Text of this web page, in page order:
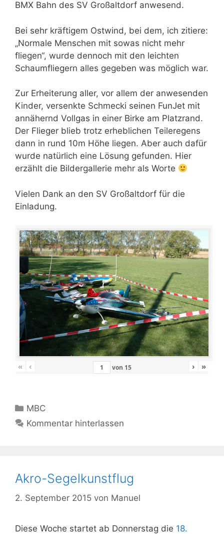
BMX Bahn des SV Großaltdorf anwesend.
Bei sehr kräftigem Ostwind, bei dem, ich zitiere:
„Normale Menschen mit sowas nicht mehr
fliegen“, wurde dennoch mit den leichten
Schaumfliegern alles gegeben was möglich war.
Zur Erheiterung aller, vor allem der anwesenden
Kinder, versenkte Schmecki seinen FunJet mit
annähernd Vollgas in einer Birke am Platzrand.
Der Flieger blieb trotz erheblichen Teileregens
dann in rund 10m Höhe liegen. Aber auch dafür
wurde natürlich eine Lösung gefunden. Hier
erzählt die Bildergallerie mehr als Worte
Vielen Dank an den SV Großaltdorf für die
Einladung.
« ‹ von 15 › »
Kategorien
MBC
Kommentar hinterlassen
Akro-Segelkunstflug
2. September 2015 von Manuel
Diese Woche startet ab Donnerstag die 18.